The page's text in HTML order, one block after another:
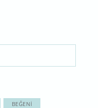
BEĞENI